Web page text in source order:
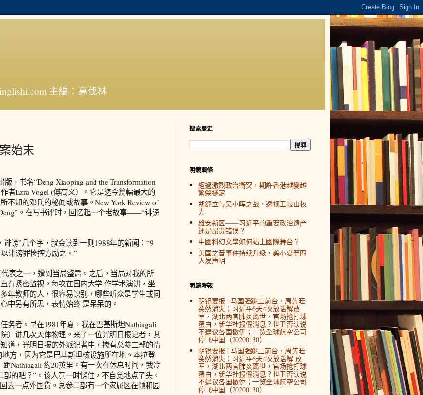
主編：高伐林
始末
，书名“Deng Xiaoping and the Transformation
者Ezra Vogel (傅高义）。它是迄今篇幅最大的
不知的邓氏的秘闻或故事。New York Review of
。在写书评时，回忆起一个老故事——“诽谤
谤”几个字，就会读到一则1988年的新闻：“9
诽谤罪检控方励之。”
表之一，遭到当局整肃。之后，当局对我的所
有紧密监视。每次在国内大学 作学术演讲，坐
年教师的人，很容易识别，哪些听众是学生或同
中另有所思，表情始终 是呆呆的。
务者。早在1981年夏，我在巴基斯坦Nathiagali
）讲几次天体物理。来了一位光明日报记者，其
道，光明日报的外派记者中，掺有总参二部的情
方，因为它是巴基斯坦核设施所在地。本拉登
Nathiagali 约20英里。有一次在休息时间，我冷
的吧？”。该人竟一时愣住，不自觉地点了头。
去一点外国货。总参二部有一个家属区在颐和园
搜索歷史
明鏡頭條
經過激烈政治衝突，期許香港越變越
繁榮穩定
胡舒立与吴小晖之战，透视王岐山权
力
雄安新区——习近平的重要政治遗产
还是昂贵错误？
中國科幻文學如何站上國際舞台？
美国之音事件持续升级，龚小夏等四
人发声明
明鏡時報
明镜要报 | 马国强跳上前台，周先旺
突然消失；习近平6天4次放话解放
军，湖北两官肺炎离世，官场抢打球
蛋白，新华社报假消息？世卫否认说
不建议各国撤侨；一览全球航空公司
停飞中国（20200130）
明镜要报 | 马国强跳上前台，周先旺
突然消失；习近平6天4次放话解.放
军，湖北两官肺炎离世，官场抢打球
蛋白，新华社报假消息？世卫否认说
不建议各国撤侨；一览全球航空公司
停飞中国（20200130）